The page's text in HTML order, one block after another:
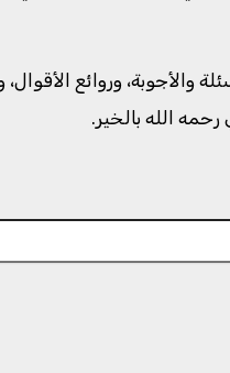
الكاملة، والأسئلة
رحمه الله بالخير.